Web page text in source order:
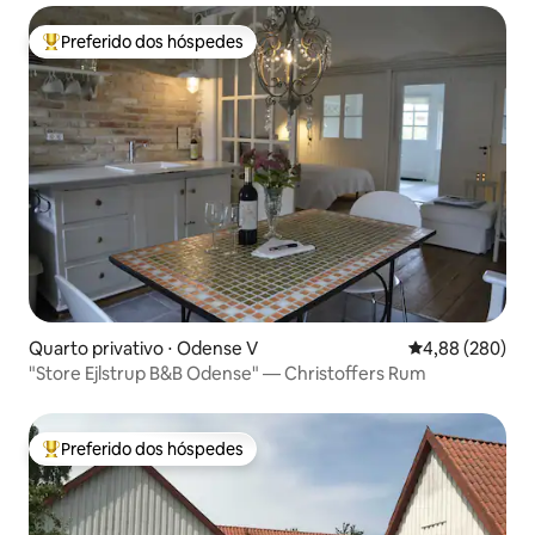
Entre os melhores preferidos dos hóspedes
Preferido dos hóspedes
Quarto privativo ⋅ Odense V 4,88 de uma
4,88 (280)
"Store Ejlstrup B&B Odense" — Christoffers Rum
Entre os melhores preferidos dos hóspedes
Preferido dos hóspedes